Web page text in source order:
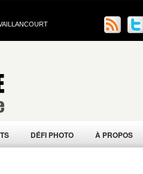
DÉFI PHOTO À PROPOS